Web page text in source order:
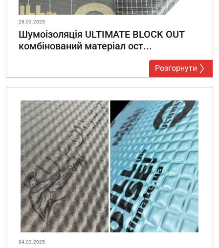
28.03.2025
Шумоізоляція ULTIMATE BLOCK OUT
комбінований матеріал ост...
Розгорнути
04.03.2025